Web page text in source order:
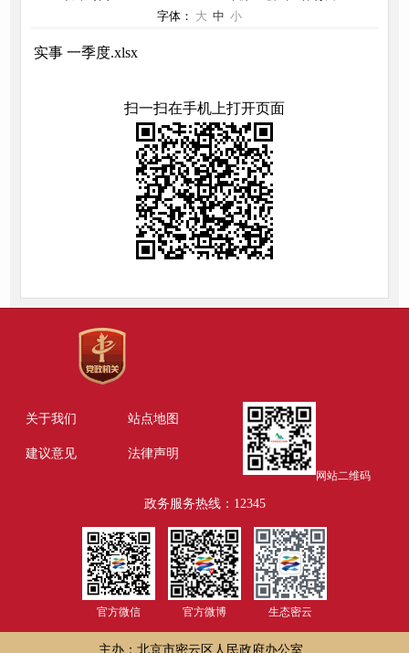
字体： 大 中 小
实事 一季度.xlsx
扫一扫在手机上打开页面
关于我们 站点地图
建议意见 法律声明
网站二维码
政务服务热线：12345
官方微信 官方微博 生态密云
主办：北京市密云区人民政府办公室